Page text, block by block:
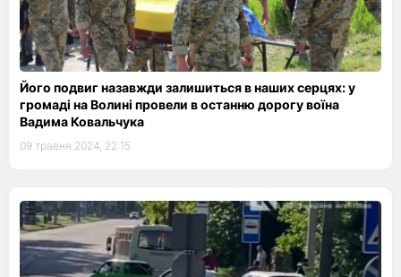
Його подвиг назавжди залишиться в наших серцях: у
громаді на Волині провели в останню дорогу воїна
Вадима Ковальчука
09 травня 2024, 22:15